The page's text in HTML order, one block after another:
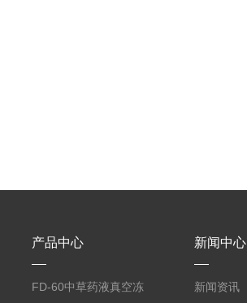
产品中心
FD-60中草药液真空冻
新闻中心
新闻资讯